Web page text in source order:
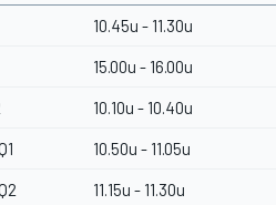
10.45u - 11.30u
15.00u - 16.00u
10.10u - 10.40u
10.50u - 11.05u
11.15u - 11.30u